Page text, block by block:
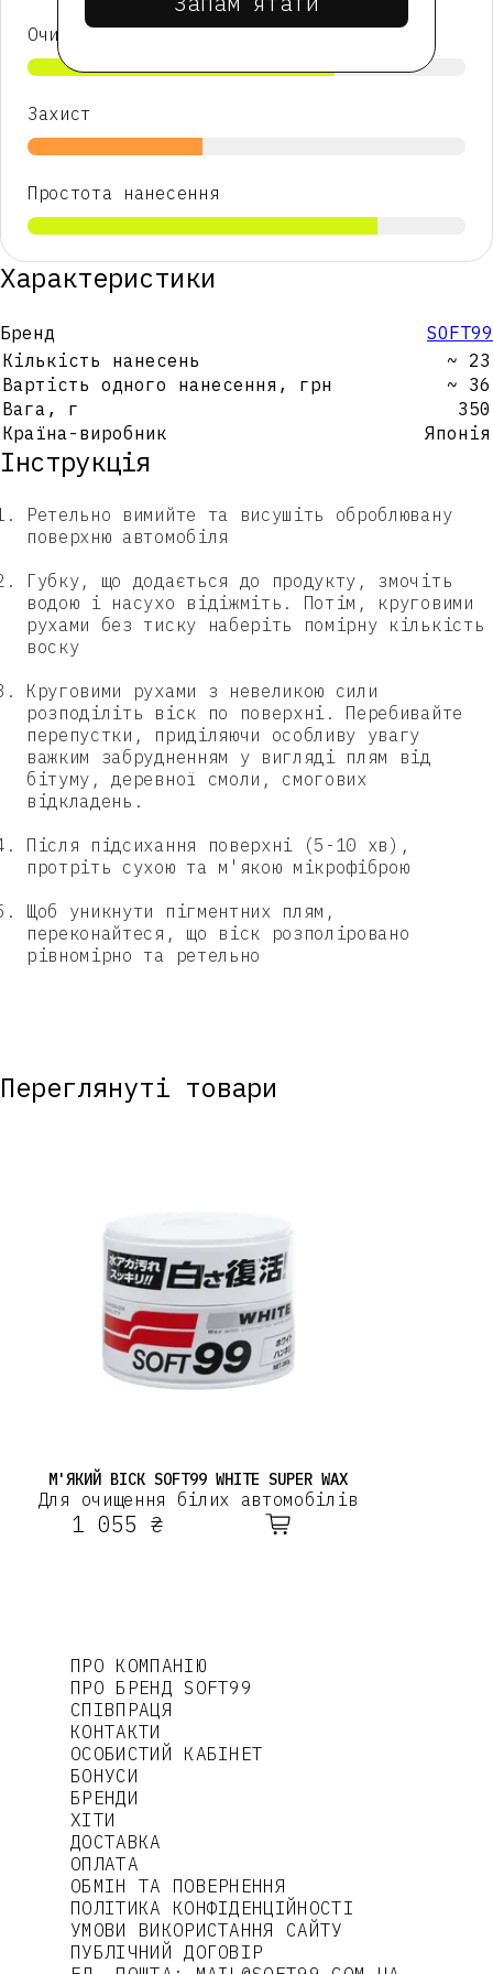
Очистка
Захист
Простота нанесення
Характеристики
Бренд
SOFT99
Кількість нанесень
~ 23
Вартість одного нанесення, грн
~ 36
Вага, г
350
Країна-виробник
Японія
Інструкція
Ретельно вимийте та висушіть оброблювану
поверхню автомобіля
Губку, що додається до продукту, змочіть
водою і насухо відіжміть. Потім, круговими
рухами без тиску наберіть помірну кількість
воску
Круговими рухами з невеликою сили
розподіліть віск по поверхні. Перебивайте
перепустки, приділяючи особливу увагу
важким забрудненням у вигляді плям від
бітуму, деревної смоли, смогових
відкладень.
Після підсихання поверхні (5-10 хв),
протріть сухою та м'якою мікрофіброю
Щоб уникнути пігментних плям,
переконайтеся, що віск розполіровано
рівномірно та ретельно
Переглянуті товари
М'ЯКИЙ ВІСК SOFT99 WHITE SUPER WAX
Для очищення білих автомобілів
1 055 ₴
ПРО КОМПАНІЮ
ПРО БРЕНД SOFT99
СПІВПРАЦЯ
КОНТАКТИ
ОСОБИСТИЙ КАБІНЕТ
БОНУСИ
БРЕНДИ
ХІТИ
ДОСТАВКА
ОПЛАТА
ОБМІН ТА ПОВЕРНЕННЯ
ПОЛІТИКА КОНФІДЕНЦІЙНОСТІ
УМОВИ ВИКОРИСТАННЯ САЙТУ
ПУБЛІЧНИЙ ДОГОВІР
Введіть новий пароль
(￢_￢)
Повторіть новий пароль
Новий номер